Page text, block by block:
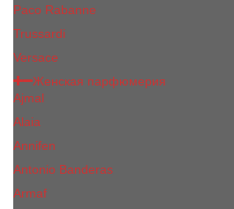
Paco Rabanne
Trussardi
Versace
Женская парфюмерия
Ajmal
Alaia
Annifen
Antonio Banderas
Armaf